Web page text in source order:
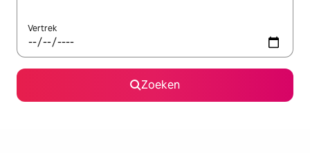
Vertrek
Zoeken